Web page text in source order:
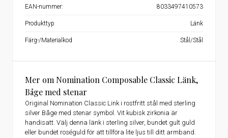
Mer om Nomination Composable Classic Länk,
Båge med stenar
Original Nomination Classic Link i rostfritt stål med sterling
silver Båge med stenar symbol. Vit kubisk zirkonia är
handisatt. Välj denna länk i sterling silver, bundet gult guld
eller bundet roséguld för att tillföra lite ljus till ditt armband.
EAN-nummer: 8033497410573
Produkttyp Länk
Färg-/Materialkod Stål/Stål